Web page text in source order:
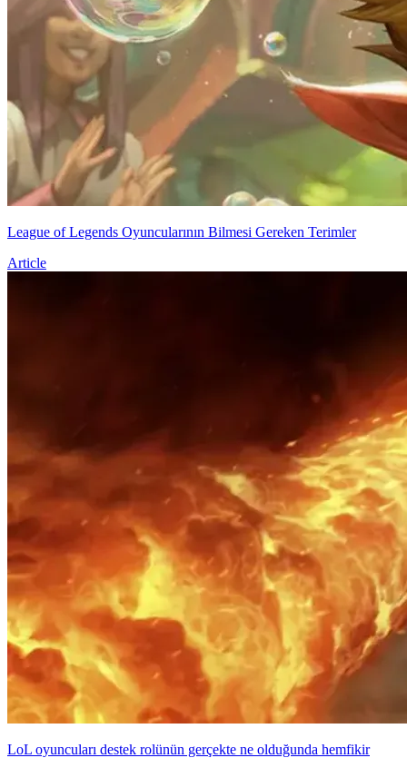
League of Legends Oyuncularının Bilmesi Gereken Terimler
Article
LoL oyuncuları destek rolünün gerçekte ne olduğunda hemfikir